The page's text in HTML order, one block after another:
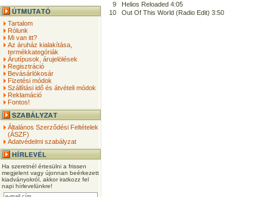
Tartalom
Rólunk
Mi van itt?
Az áruház kialakítása,
termékkategóriák
Árutípusok, árujelölések
Regisztráció
Bevásárlókosár
Fizetési módok
Szállítási idő és átvételi módok
Reklamáció
Fontos!
Általános Szerződési Feltételek
(ÁSZF)
Adatvédelmi szabályzat
Ha szeretnél értesülni a frissen
megjelent vagy újonnan beérkezett
kiadványokról, akkor iratkozz fel
napi hírlevelünkre!
9
Helios Reloaded 4:05
10
Out Of This World (Radio Edit) 3:50